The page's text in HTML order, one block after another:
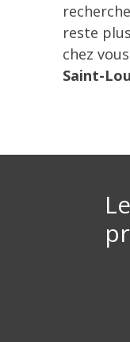
reste
chez
Saint-